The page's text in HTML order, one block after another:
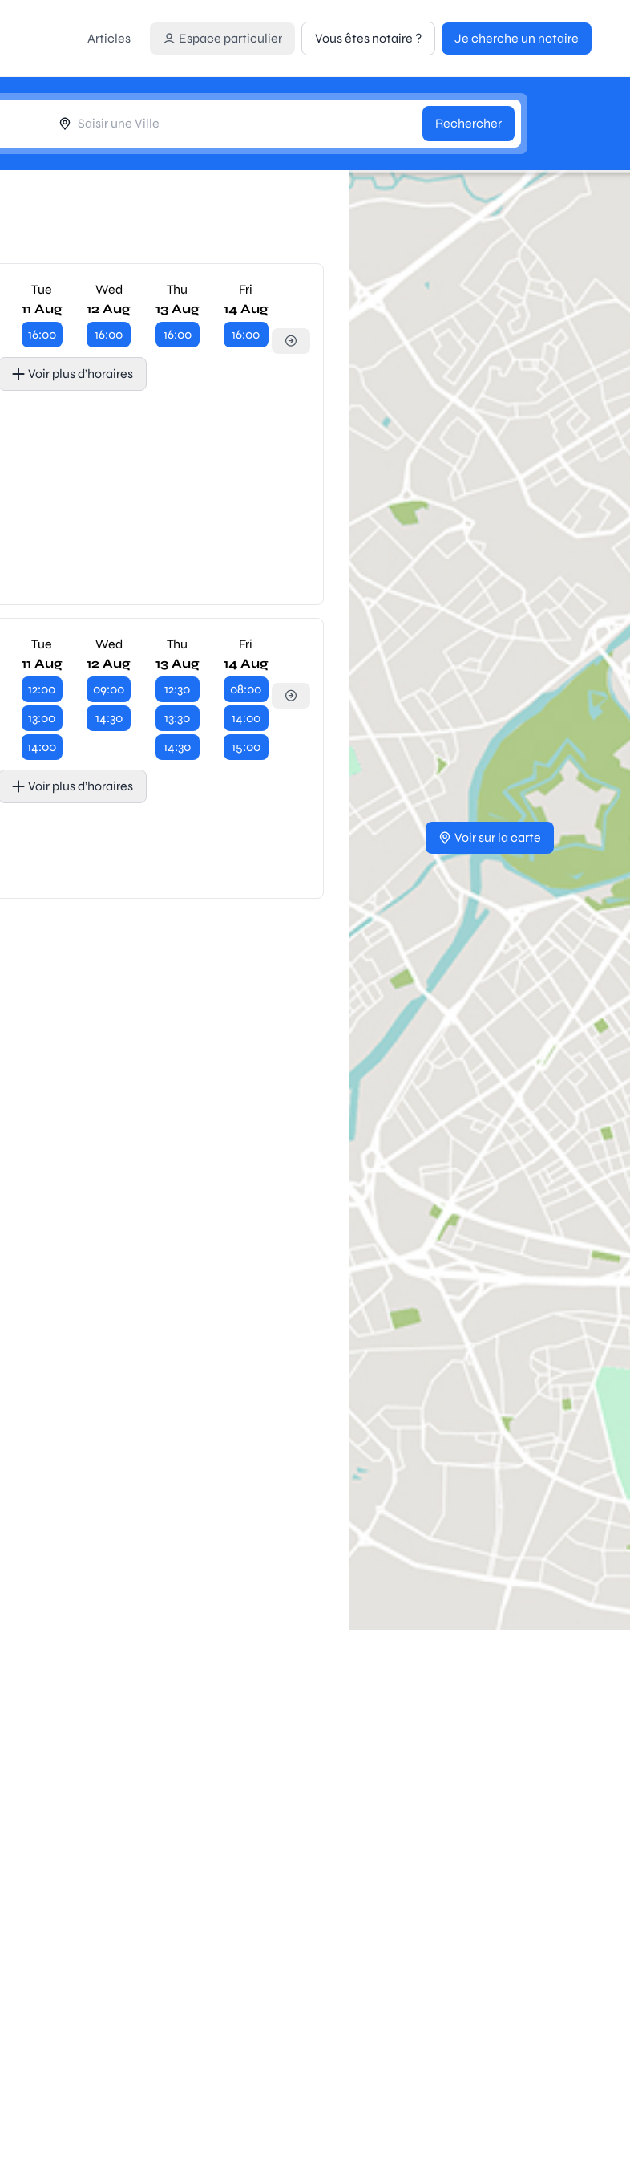
Articles
Espace particulier Vous êtes notaire ? Je cherche un notaire
Rechercher
Tue
11 Aug
16:00
Wed
12 Aug
16:00
Thu
13 Aug
16:00
Fri
14 Aug
16:00
Voir plus d’horaires
Tue
11 Aug
12:00
13:00
14:00
Wed
12 Aug
09:00
14:30
Thu
13 Aug
12:30
13:30
14:30
Fri
14 Aug
08:00
14:00
15:00
Voir plus d’horaires
Voir sur la carte